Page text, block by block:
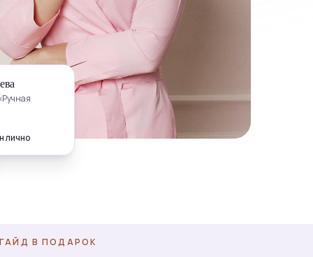
лично
В ПОДАРОК